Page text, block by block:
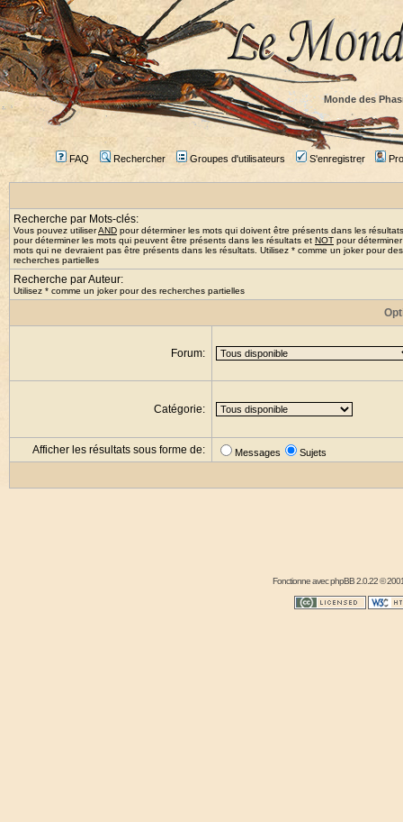
Monde des
FAQ Rechercher Groupes d'utilisateurs S'enregistrer
Recherche par Mots-clés:
Vous pouvez utiliserAND pour déterminer les mots qui doivent être présents dans les
pour déterminer les mots qui peuvent être présents dans les résultats et NOT pour
mots qui ne devraient pas être présents dans les résultats. Utilisez * comme un joker pour des
recherches partielles
Recherche par Auteur:
Utilisez * comme un joker pour des recherches partielles
Forum:
Catégorie:
Afficher les résultats sous forme de: Messages Sujets
Fonctionne avecphpBB2.0.22 ©